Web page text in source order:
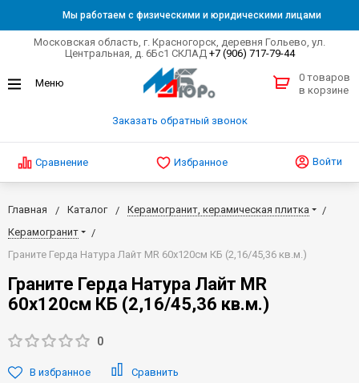
Мы работаем с физическими и юридическими лицами
Московская область, г. Красногорск, деревня Гольево, ул.
Центральная, д. 6Бс1 СКЛАД +7 (906) 717-79-44
Заказать обратный звонок
0 товаров
в корзине
Сравнение Избранное Войти
Главная Каталог
Керамогранит, керамическая плитка
Керамогранит
Граните Герда Натура Лайт MR 60х120см КБ (2,16/45,36 кв.м.)
Граните Герда Натура Лайт MR
60х120см КБ (2,16/45,36 кв.м.)
0
В избранное Сравнить